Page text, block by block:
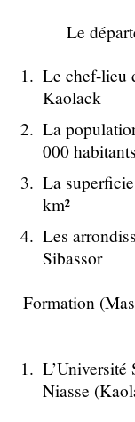
Le
Le chef-lieu
Kaolack
La
000 habitants
La
km²
Les
Sibassor
Formation
Niasse